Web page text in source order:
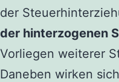
der
der hinterzogenen
Vorliegen weiterer
Daneben wirken